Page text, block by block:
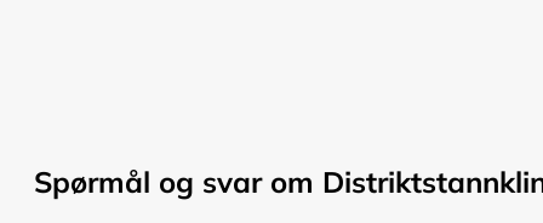
Spørmål og svar om